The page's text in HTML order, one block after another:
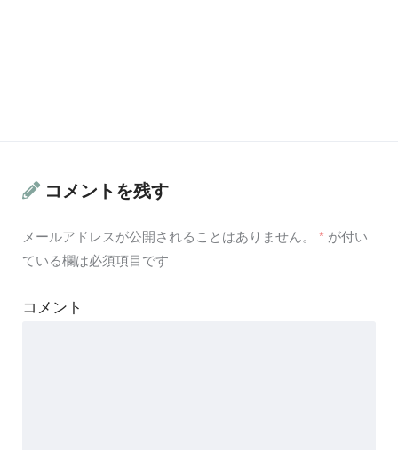
コメントを残す
メールアドレスが公開されることはありません。 * が付い
ている欄は必須項目です
コメント